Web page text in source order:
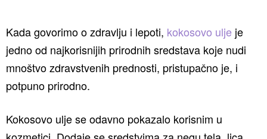
Kada govorimo o zdravlju i lepoti, kokosovo ulje je
jedno od najkorisnijih prirodnih sredstava koje nudi
mnoštvo zdravstvenih prednosti, pristupačno je, i
potpuno prirodno.
Kokosovo ulje se odavno pokazalo korisnim u